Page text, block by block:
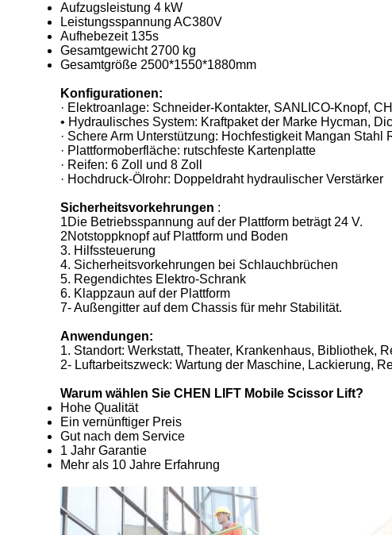
Aufzugsleistung 4 kW
Leistungsspannung AC380V
Aufhebezeit 135s
Gesamtgewicht 2700 kg
Gesamtgröße 2500*1550*1880mm
Konfigurationen:
· Elektroanlage: Schneider-Kontakter, SANLICO-Knopf,
• Hydraulisches System: Kraftpaket der Marke Hycman,
· Schere Arm Unterstützung: Hochfestigkeit Mangan Stahl
· Plattformoberfläche: rutschfeste Kartenplatte
· Reifen: 6 Zoll und 8 Zoll
· Hochdruck-Ölrohr: Doppeldraht hydraulischer Verstärker
Sicherheitsvorkehrungen :
1Die Betriebsspannung auf der Plattform beträgt 24 V.
2Notstoppknopf auf Plattform und Boden
3. Hilfssteuerung
4. Sicherheitsvorkehrungen bei Schlauchbrüchen
5. Regendichtes Elektro-Schrank
6. Klappzaun auf der Plattform
7- Außengitter auf dem Chassis für mehr Stabilität.
Anwendungen:
1. Standort: Werkstatt, Theater, Krankenhaus, Bibliothek,
2- Luftarbeitszweck: Wartung der Maschine, Lackierung,
Warum wählen Sie CHEN LIFT Mobile Scissor Lift?
Hohe Qualität
Ein vernünftiger Preis
Gut nach dem Service
1 Jahr Garantie
Mehr als 10 Jahre Erfahrung